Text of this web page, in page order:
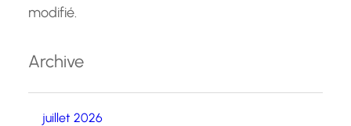
modifié.
Archive
juillet 2026